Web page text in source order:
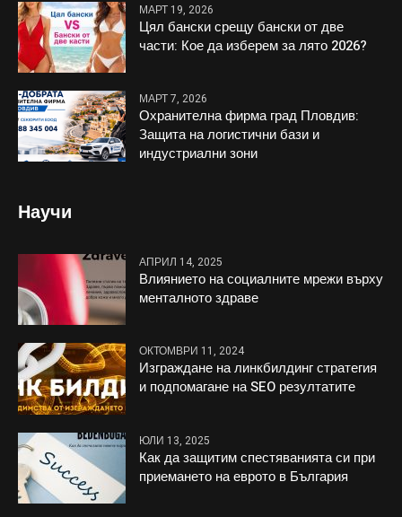
МАРТ 19, 2026
Цял бански срещу бански от две
части: Кое да изберем за лято 2026?
МАРТ 7, 2026
Охранителна фирма град Пловдив:
Защита на логистични бази и
индустриални зони
Научи
АПРИЛ 14, 2025
Влиянието на социалните мрежи върху
менталното здраве
ОКТОМВРИ 11, 2024
Изграждане на линкбилдинг стратегия
и подпомагане на SEO резултатите
ЮЛИ 13, 2025
Как да защитим спестяванията си при
приемането на еврото в България